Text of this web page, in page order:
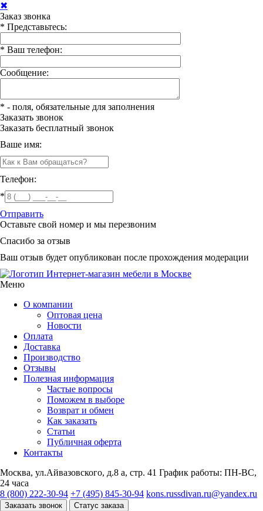
✖
Заказ звонка
* Представьтесь:
* Ваш телефон:
Сообщение:
* - поля, обязательные для заполнения
Заказать звонок
Заказать бесплатный звонок
Ваше имя:
Телефон:
*
Отправить
Оставьте свой номер и мы перезвоним
Спасибо за отзыв
Ваш отзыв будет опубликован после прохождения модерации
Интернет-магазин мебели в Москве
Меню
О компании
Оптовая цена
Новости
Оплата
Доставка
Производство
Отзывы
Полезная информация
Частые вопросы
Поможем в выборе
Возврат и обмен
Как заказать
Статьи
Публичная оферта
Контакты
Москва, ул.Айвазовского, д.8 а, стр. 41 График работы: ПН-ВС,
24 часа
8 (800) 222-30-94 +7 (495) 845-30-94 kons.russdivan.ru@yandex.ru
Заказать звонок Статус заказа